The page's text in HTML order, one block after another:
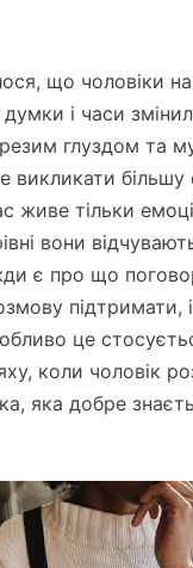
що чоловіки на
і часи
глуздом та
більшу
живе тільки
вони
є про що
підтримати,
це
коли чоловік
яка добре